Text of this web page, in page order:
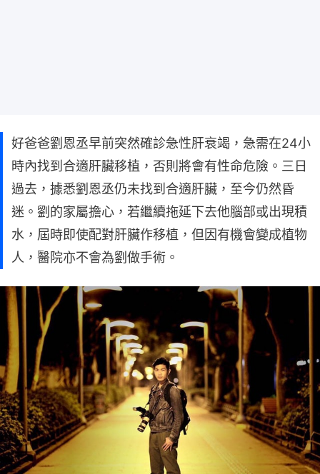
好爸爸劉恩丞早前突然確診急性肝衰竭，急需在24小
時內找到合適肝臟移植，否則將會有性命危險。三日
過去，據悉劉恩丞仍未找到合適肝臟，至今仍然昏
迷。劉的家屬擔心，若繼續拖延下去他腦部或出現積
水，屆時即使配對肝臟作移植，但因有機會變成植物
人，醫院亦不會為劉做手術。